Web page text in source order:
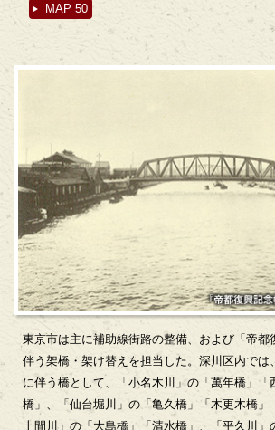
MAP 50
東京市は主に補助線街路の整備、および「帝都
伴う架橋・架け替えを担当した。深川区内では
に伴う橋として、「小名木川」の「萬年橋」「
橋」、「仙台堀川」の「亀久橋」「木更木橋」
十間川」の「大島橋」「清水橋」、「平久川」